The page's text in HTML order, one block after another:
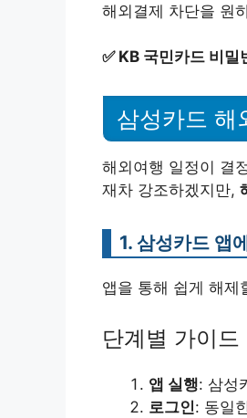
해외결제 차단을 원
✅ KB 국민카드 비밀
삼성카드 해
해외여행 일정이 결
재차 강조하겠지만,
1. 삼성카드 앱
앱을 통해 쉽게 해제
단계별 가이드
앱 실행: 삼성
로그인: 동일